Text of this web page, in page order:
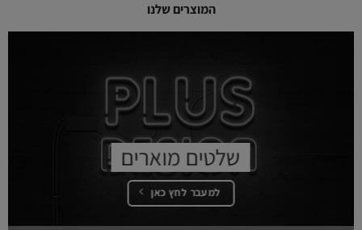
המוצרים שלנו
שלטים מוארים
למעבר לחץ כאן